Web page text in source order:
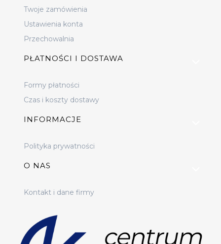
Twoje zamówienia
Ustawienia konta
Przechowalnia
PŁATNOŚCI I DOSTAWA
Formy płatności
Czas i koszty dostawy
INFORMACJE
Polityka prywatności
O NAS
Kontakt i dane firmy